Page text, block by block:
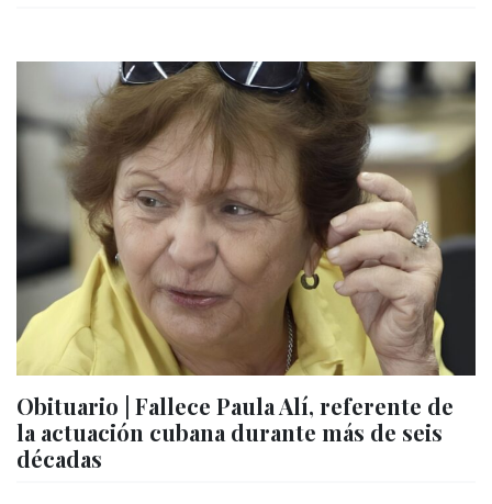
Obituario | Fallece Paula Alí, referente de
la actuación cubana durante más de seis
décadas